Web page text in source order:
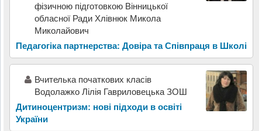
фізичною підготовкою Вінницької
обласної Ради Хлівнюк Микола
Миколайович
Педагогіка партнерства: Довіра та Співпраця в Школі
Вчителька початкових класів
Водолажко Лілія Гавриловецька ЗОШ
Дитиноцентризм: нові підходи в освіті
України